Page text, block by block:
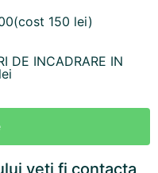
150 lei)
DE INCADRARE IN
veti fi contacta